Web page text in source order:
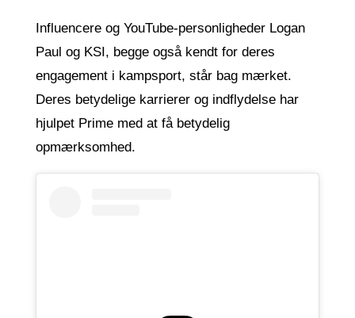
Influencere og YouTube-personligheder Logan
Paul og KSI, begge også kendt for deres
engagement i kampsport, står bag mærket.
Deres betydelige karrierer og indflydelse har
hjulpet Prime med at få betydelig
opmærksomhed.